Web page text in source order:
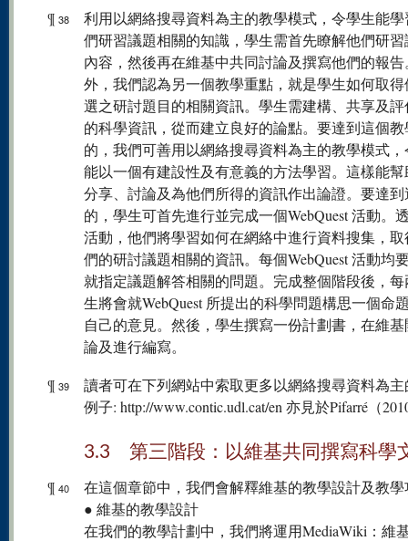
¶ 38
利用以網絡搜尋資料為主的教學模式，令學生能
們研習議題相關的知識，學生需首先瞭解他們研
內容，然後再在維基中共同討論及撰寫他們的報告
外，我們認為另一個教學重點，就是學生如何取
選之研討題目的相關資訊。學生需建構、共享及
的科學資訊，從而建立良好的論點。要達到這個教
的，我們可善用以網絡搜尋資料為主的教學模式
能以一個有建設性及有意義的方法學習。這樣能
分享、討論及為他們所得的資訊作出論證。要達
的，學生可首先進行並完成一個WebQuest 活動。
活動，他們將學習如何在網絡中進行資料搜集，
們的研討議題相關的資訊。每個WebQuest 活動均
就指定議題解答相關的問題。完成整個階段後，
生將會就WebQuest 所提出的科學問題構思一個命
自己的意見。然後，學生撰寫一份計劃書，在維
論及進行編寫。
¶ 39
讀者可在下列網站中索取更多以網絡搜尋資料為
例子: http://www.contic.udl.cat/en 亦見於Pifarré（
3.3 第三階段：以維基共同撰寫科學
¶ 40
在這個章節中，我們會解釋維基的教學設計及教
● 維基的教學設計
在我們的教學計劃中，我們將運用MediaWiki：維